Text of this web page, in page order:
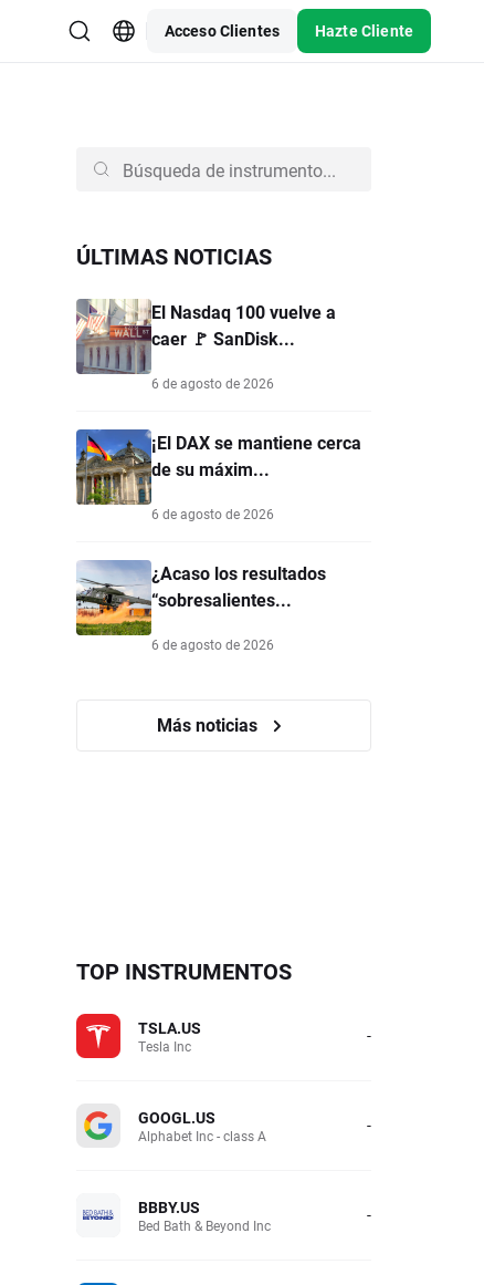
Acceso Clientes Hazte Cliente
ÚLTIMAS NOTICIAS
El Nasdaq 100 vuelve a
caer 🚩 SanDisk...
6 de agosto de 2026
¡El DAX se mantiene cerca
de su máxim...
6 de agosto de 2026
¿Acaso los resultados
“sobresalientes...
6 de agosto de 2026
Más noticias
TOP INSTRUMENTOS
TSLA.US
Tesla Inc -
GOOGL.US
Alphabet Inc - class A -
BBBY.US
Bed Bath & Beyond Inc -